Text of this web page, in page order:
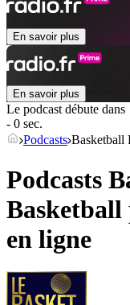
En savoir plus
En savoir plus
Le podcast débute dans
- 0 sec.
Podcasts Basketball
Podcasts
Basketball
en ligne